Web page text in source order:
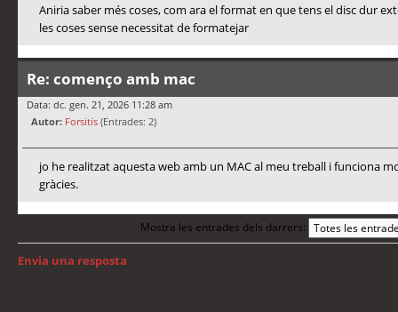
Aniria saber més coses, com ara el format en que tens el disc dur
les coses sense necessitat de formatejar
Re: començo amb mac
Data: dc. gen. 21, 2026 11:28 am
Autor: Forsitis (Entrades: 2)
jo he realitzat aquesta web amb un MAC al meu treball i funciona
gràcies.
Mostra les entrades dels darrers:
Envia una resposta